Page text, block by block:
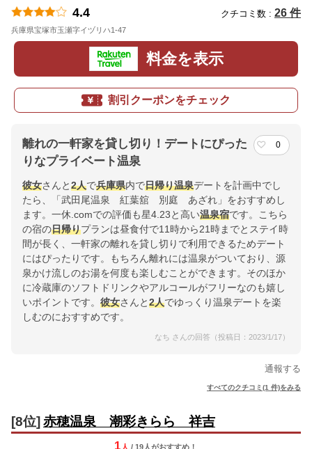
4.4 クチコミ数 : 26 件
兵庫県宝塚市玉瀬字イヅリハ1-47
料金を表示
割引クーポンをチェック
離れの一軒家を貸し切り！デートにぴった
りなプライベート温泉
0
彼女さんと2人で兵庫県内で日帰り温泉デートを計画中でし
たら、「武田尾温泉 紅葉舘 別庭 あざれ」をおすすめし
ます。一休.comでの評価も星4.23と高い温泉宿です。こちら
の宿の日帰りプランは昼食付で11時から21時までとステイ時
間が長く、一軒家の離れを貸し切りで利用できるためデート
にはぴったりです。もちろん離れには温泉がついており、源
泉かけ流しのお湯を何度も楽しむことができます。そのほか
に冷蔵庫のソフトドリンクやアルコールがフリーなのも嬉し
いポイントです。 彼女さんと2人でゆっくり温泉デートを楽
しむのにおすすめです。
なち さんの回答（投稿日：2023/1/17）
通報する
すべてのクチコミ(1 件)をみる
[8位] 赤穂温泉 潮彩きらら 祥吉
1 人 / 19人がおすすめ！